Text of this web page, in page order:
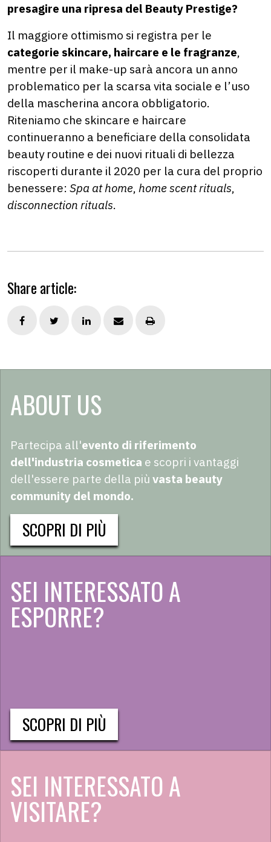
presagire una ripresa del Beauty Prestige?
Il maggiore ottimismo si registra per le
categorie skincare, haircare e le fragranze,
mentre per il make-up sarà ancora un anno
problematico per la scarsa vita sociale e l’uso
della mascherina ancora obbligatorio.
Riteniamo che skincare e haircare
continueranno a beneficiare della consolidata
beauty routine e dei nuovi rituali di bellezza
riscoperti durante il 2020 per la cura del proprio
benessere: Spa at home, home scent rituals,
disconnection rituals.
Share article:
ABOUT US
Partecipa all'evento di riferimento
dell'industria cosmetica e scopri i vantaggi
dell'essere parte della più vasta beauty
community del mondo.
SCOPRI DI PIÙ
SEI INTERESSATO A
ESPORRE?
SCOPRI DI PIÙ
SEI INTERESSATO A
VISITARE?